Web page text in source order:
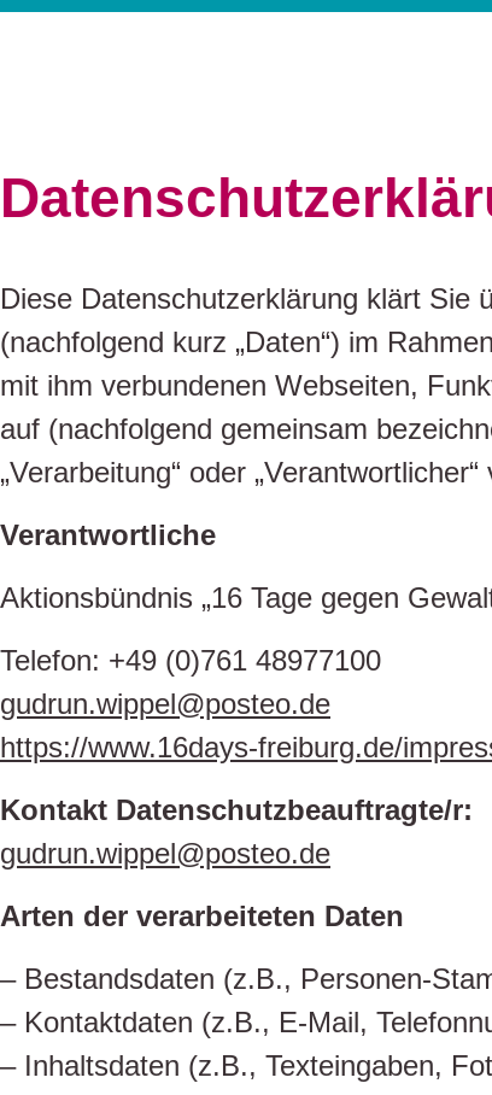
Diese Datenschutzerklärung klärt Sie
(nachfolgend kurz „Daten“) im
mit ihm verbundenen Webseiten,
auf (nachfolgend gemeinsam
„Verarbeitung“ oder
Verantwortliche
Aktionsbündnis „16 Tage gegen
Telefon: +49 (0)761 48977100
gudrun.wippel@posteo.de
https://www.16days-freiburg.de/
Kontakt Datenschutzbeauftragte/r:
gudrun.wippel@posteo.de
Arten der verarbeiteten Daten
– Bestandsdaten (z.B., Personen-
– Kontaktdaten (z.B., E-Mail,
– Inhaltsdaten (z.B., Texteingaben,